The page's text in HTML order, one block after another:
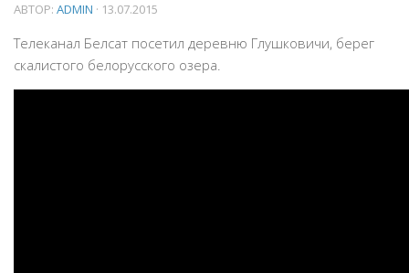
АВТОР: ADMIN · 13.07.2015
Телеканал Белсат посетил деревню Глушковичи, берег
скалистого белорусского озера.